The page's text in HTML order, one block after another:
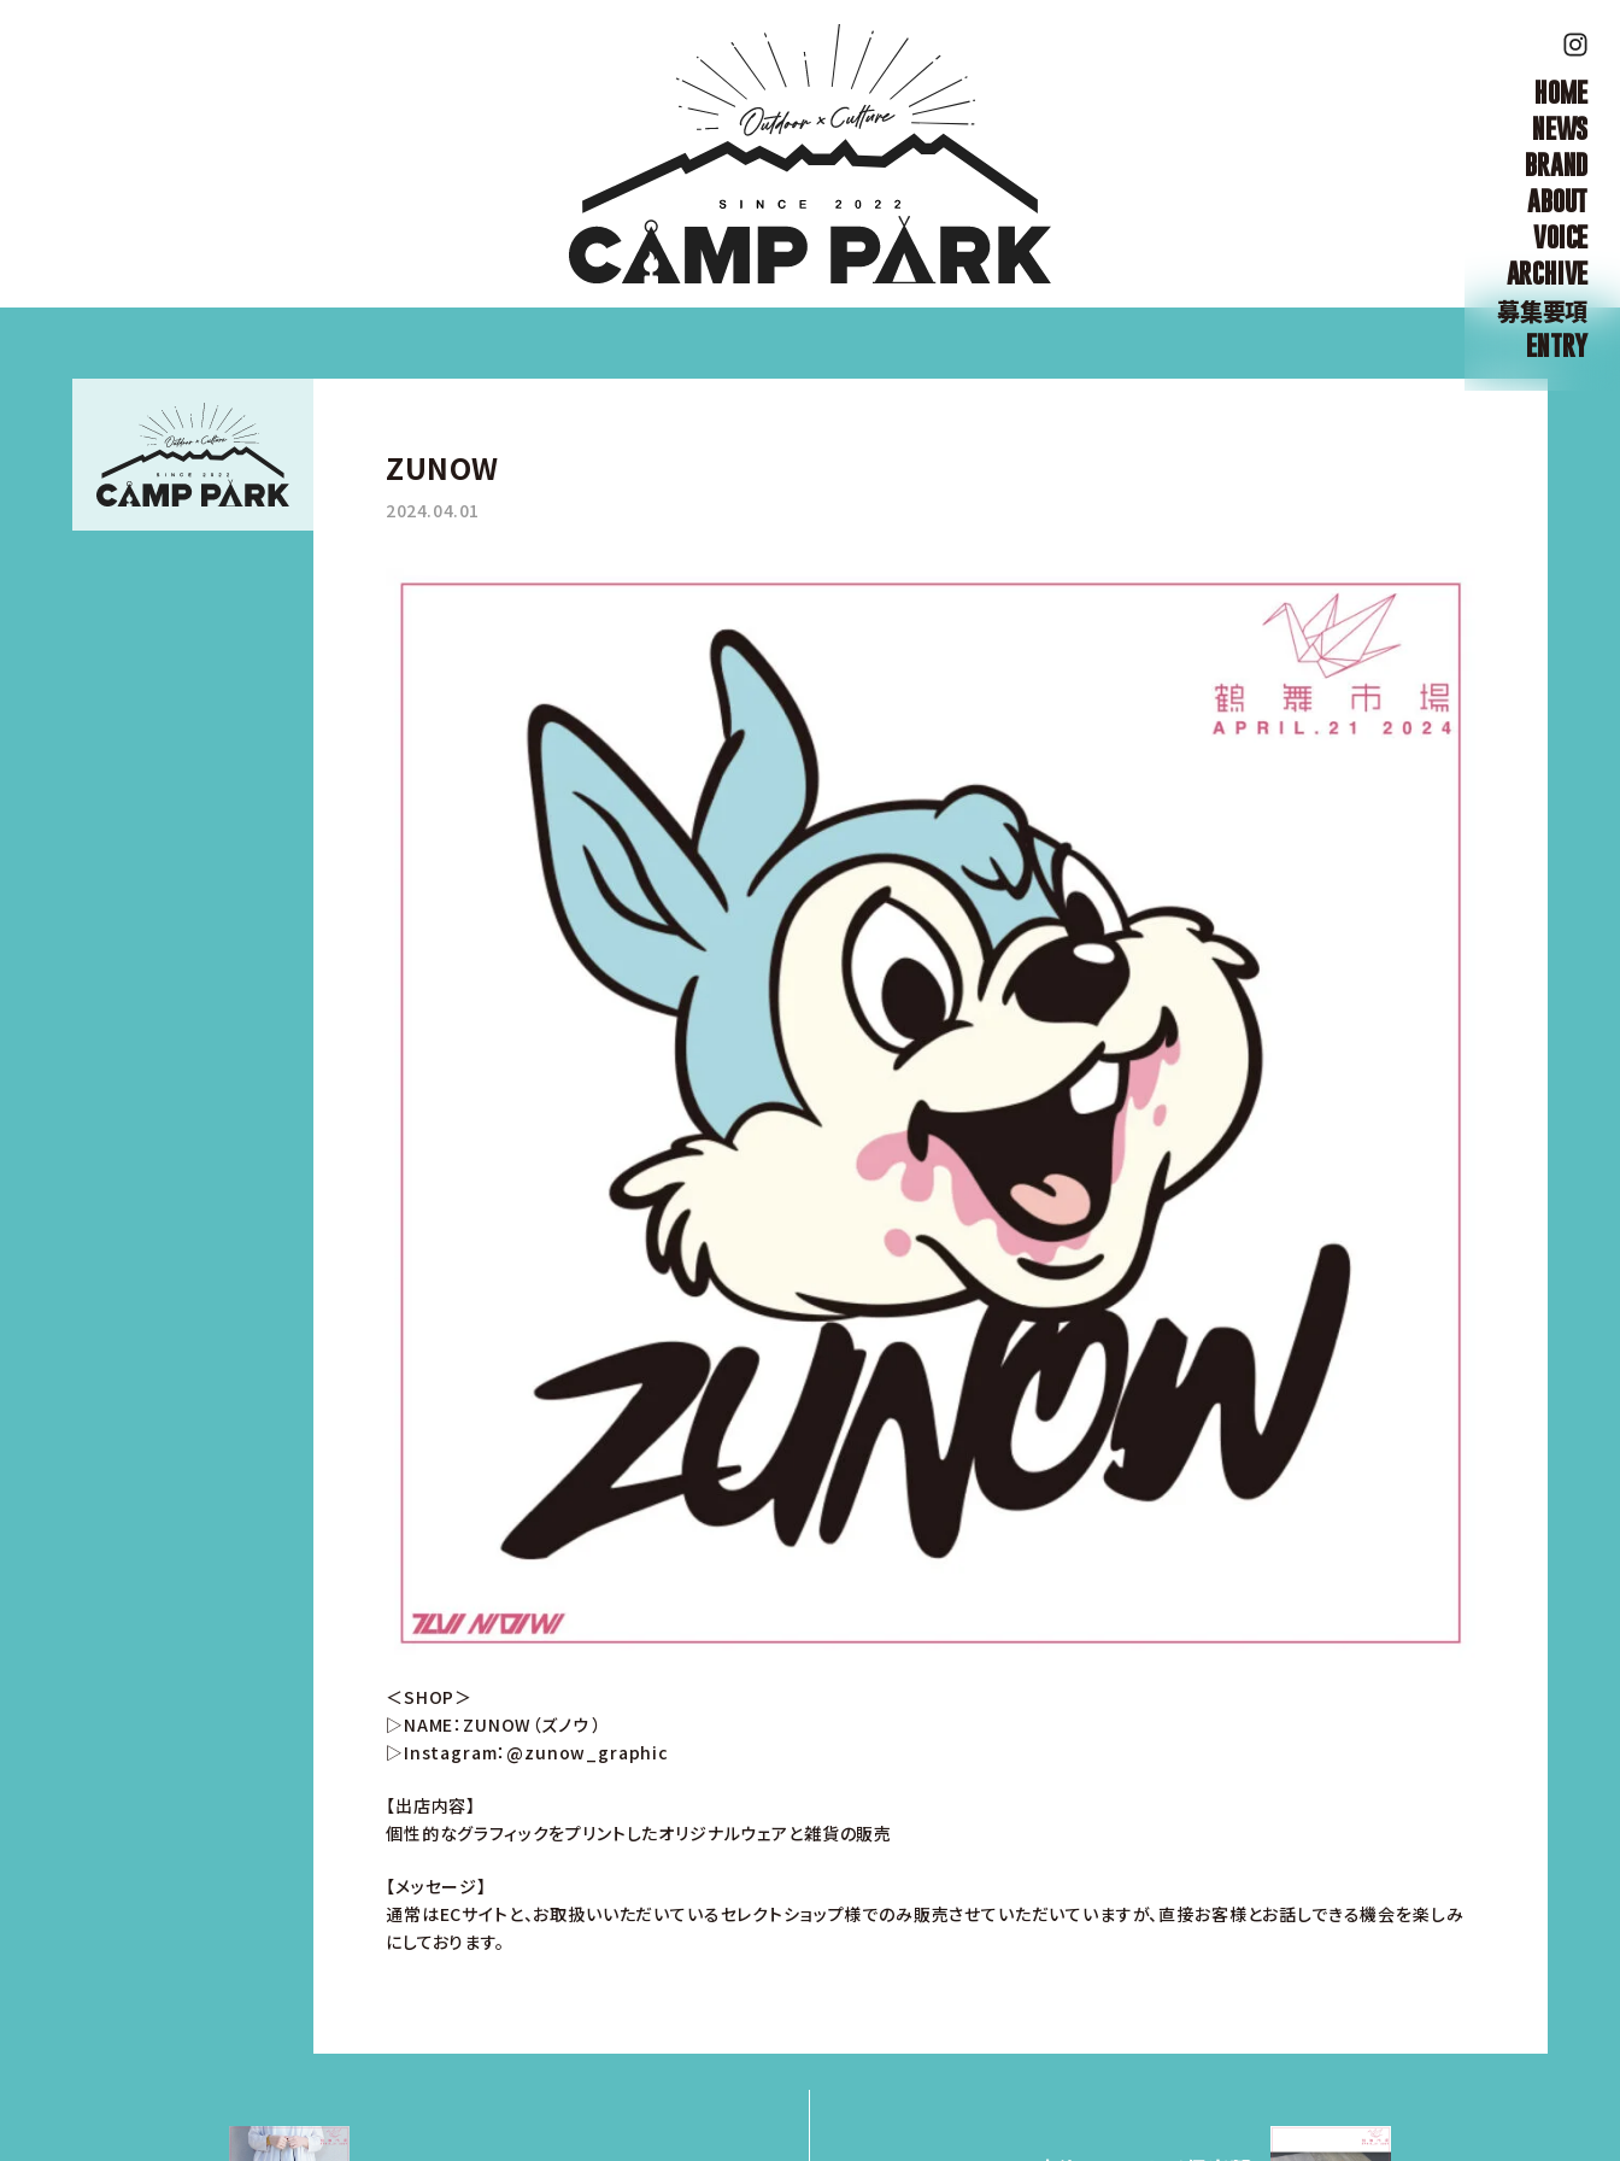
HOME
NEWS
BRAND
ABOUT
VOICE
ARCHIVE
募集要項
ENTRY
ZUNOW
2024.04.01
＜SHOP＞
▷NAME：ZUNOW（ズノウ ）
▷Instagram：@zunow_graphic
【出店内容】
個性的なグラフィックをプリントしたオリジナルウェアと雑貨の販売
【メッセージ】
通常はECサイトと、お取扱いいただいているセレクトショップ様でのみ販売させていただいていますが、直接お客様とお話しできる機会を楽しみ
にしております。